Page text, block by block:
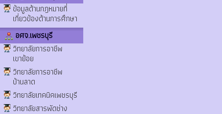
ข้อมูลด้านกฎหมายที่
เกี่ยวข้องด้านการศึกษา
อศจ.เพชรบุรี
วิทยาลัยการอาชีพ
เขาย้อย
วิทยาลัยการอาชีพ
บ้านลาด
วิทยาลัยเทคนิคเพชรบุรี
วิทยาลัยสารพัดช่าง